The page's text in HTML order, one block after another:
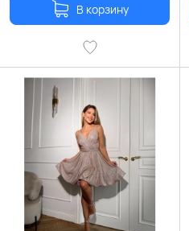
В корзину